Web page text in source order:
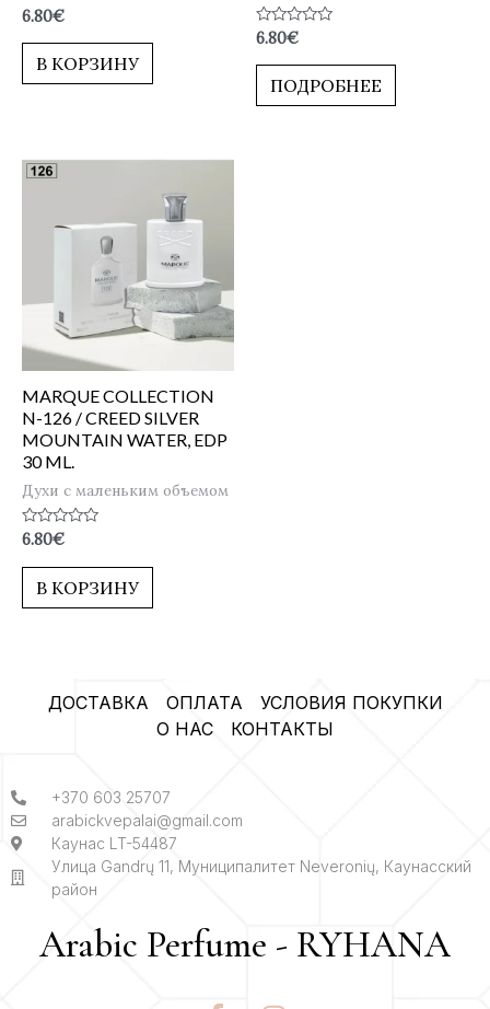
Оценка
из
6.80€
В КОРЗИНУ
Оценка
из
6.80€
ПОДРОБНЕЕ
MARQUE COLLECTION
N-126 / CREED SILVER
MOUNTAIN WATER, EDP
30 ML.
Духи с маленьким объемом
Оценка
из
6.80€
В КОРЗИНУ
ДОСТАВКА ОПЛАТА
УСЛОВИЯ ПОКУПКИ
О НАС
КОНТАКТЫ
+370 603 25707
arabickvepalai@gmail.com
Каунас LT-54487
Улица Gandrų 11, Муниципалитет Neveronių, Каунасский
район
Arabic Perfume - RYHANA
F I